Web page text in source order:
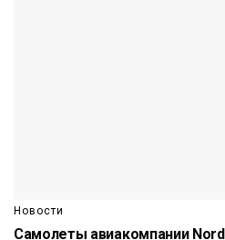
Новости
Самолеты авиакомпании